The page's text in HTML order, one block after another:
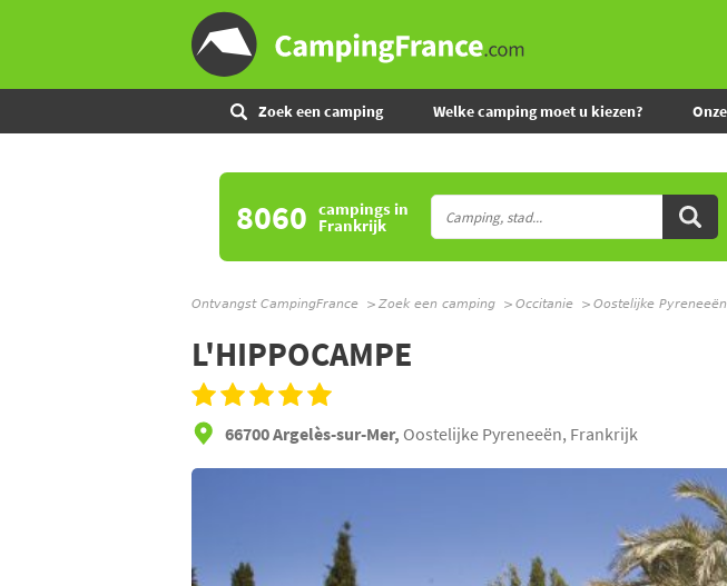
Zoek een camping Welke camping moet u kiezen?
8060 campingsin
Frankrijk
Ontvangst CampingFrance Zoek een camping Occitanie Oostelijke Pyreneeën
L'HIPPOCAMPE
66700 Argelès-sur-Mer, Oostelijke Pyreneeën, Frankrijk